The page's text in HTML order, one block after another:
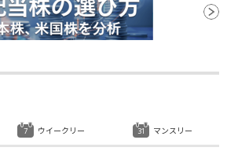
CB 上場 GDP
日銀
バブル
ウイークリー マンスリー